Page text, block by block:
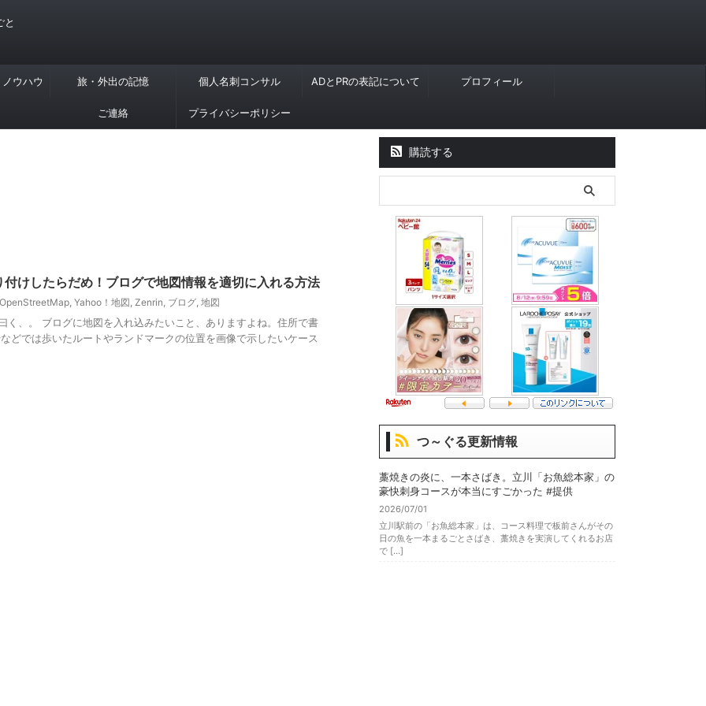
と
ウハウ 旅・外出の記憶 個人名刺コンサル ADとPRの表記について プロフィール
ご連絡 プライバシーポリシー
けしたらだめ！ブログで地図情報を適切に入れる方法
OpenStreetMap, Yahoo！地図, Zenrin, ブログ, 地図
く、。 ブログに地図を入れ込みたいこと、ありますよね。住所で書
どでは歩いたルートやランドマークの位置を画像で示したいケース
購読する
つ～ぐる更新情報
藁焼きの炎に、一本さばき。立川「お魚総本家」の
豪快刺身コースが本当にすごかった #提供
2026/07/01
立川駅前の「お魚総本家」は、コース料理で板前さんがその
日の魚を一本まるごとさばき、藁焼きを実演してくれるお店
で […]